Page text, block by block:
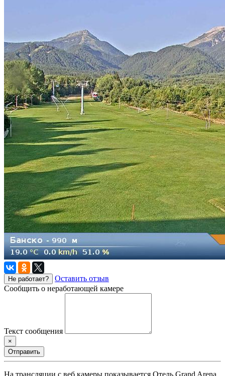
Не работает?
Оставить отзыв
Сообщить о неработающей камере
Текст сообщения
×
Отправить
На трансляции с веб камеры показывается Отель Grand Arena